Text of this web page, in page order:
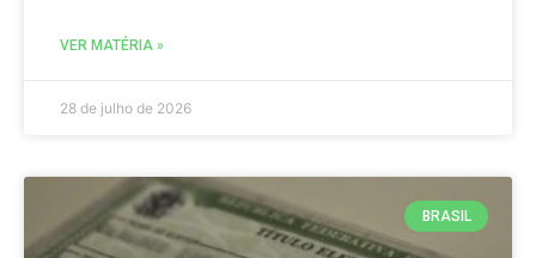
VER MATÉRIA »
28 de julho de 2026
BRASIL